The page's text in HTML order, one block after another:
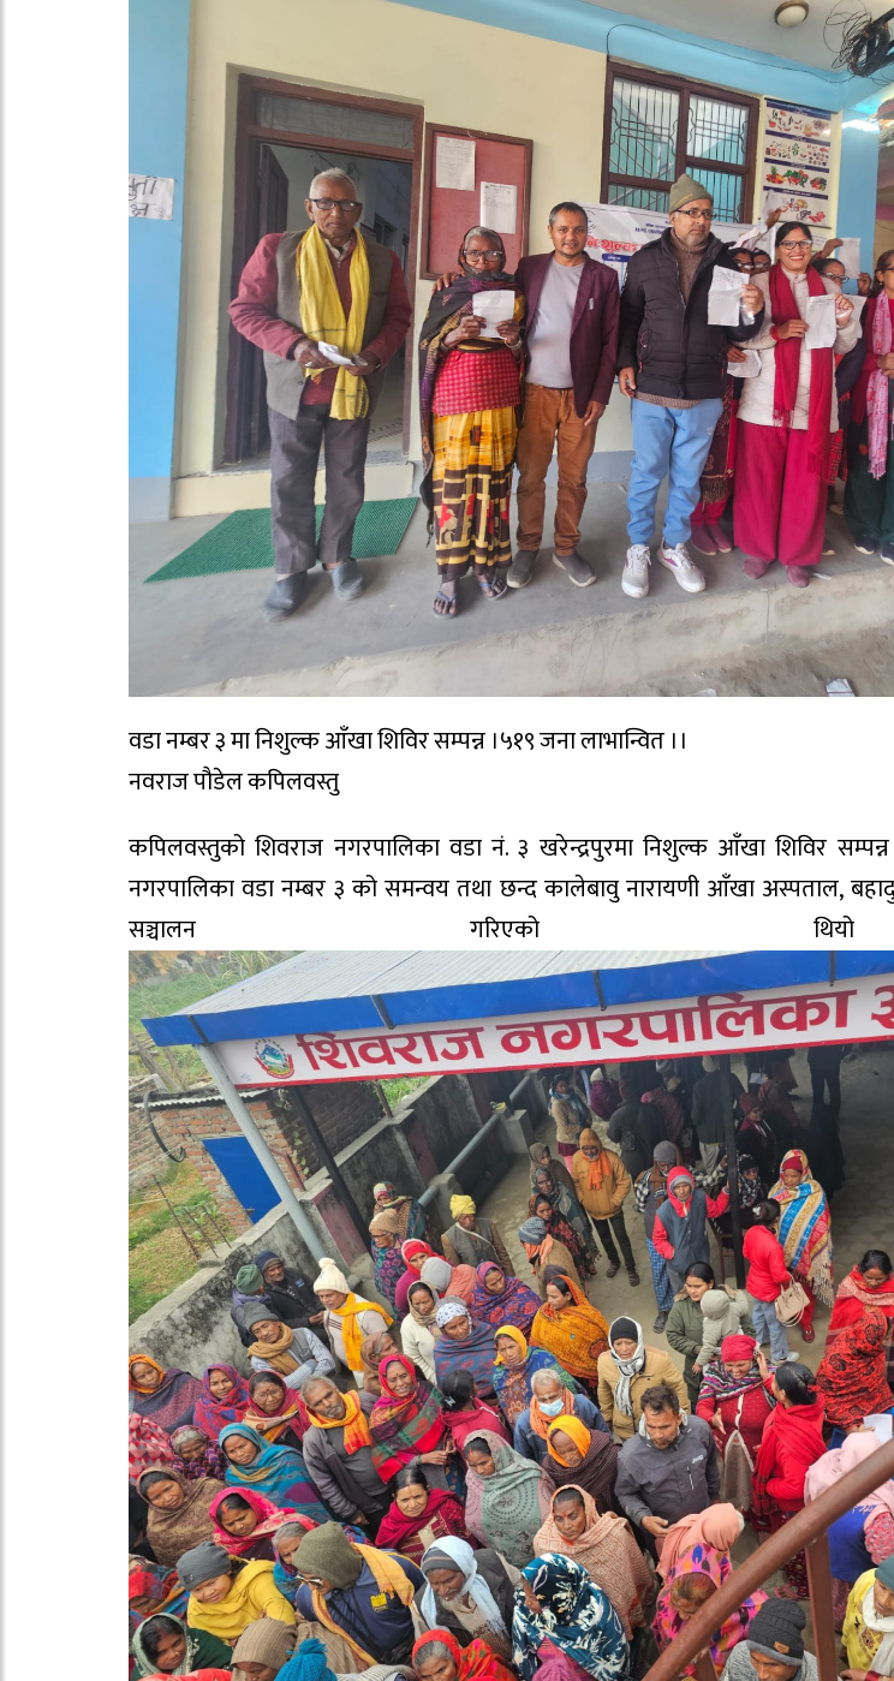
वडा नम्बर ३ मा निशुल्क आँखा शिविर सम्पन्न ।५१९ जना लाभान्वित ।।
नवराज पौडेल कपिलवस्तु
कपिलवस्तुको शिवराज नगरपालिका वडा नं. ३ खरेन्द्रपुरमा निशुल्क आँखा शिविर
नगरपालिका वडा नम्बर ३ को समन्वय तथा छन्द कालेबावु नारायणी आँखा अस्पताल,
सञ्चालन गरिएको